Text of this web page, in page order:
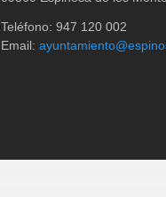
Teléfono: 947 120 002
Email: